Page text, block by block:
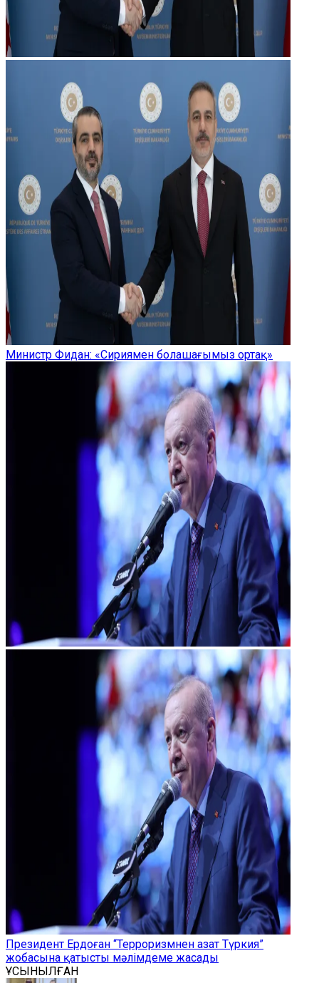
Министр Фидан: «Сириямен болашағымыз ортақ»
Президент Ердоған “Терроризмнен азат Түркия”
жобасына қатысты мәлімдеме жасады
ҰСЫНЫЛҒАН